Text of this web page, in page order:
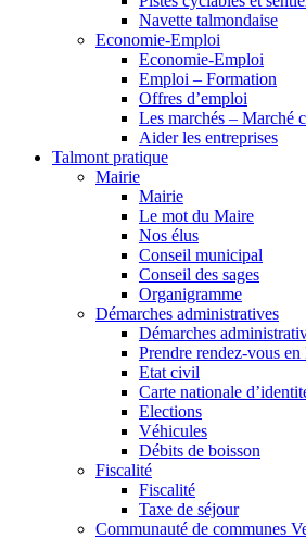
Navette talmondaise
Economie-Emploi
Economie-Emploi
Emploi – Formation
Offres d’emploi
Les marchés – Marché
Aider les entreprises
Talmont pratique
Mairie
Mairie
Le mot du Maire
Nos élus
Conseil municipal
Conseil des sages
Organigramme
Démarches administratives
Démarches
Prendre rendez-vous en
Etat civil
Carte nationale
Elections
Véhicules
Débits de boisson
Fiscalité
Fiscalité
Taxe de séjour
Communauté de communes